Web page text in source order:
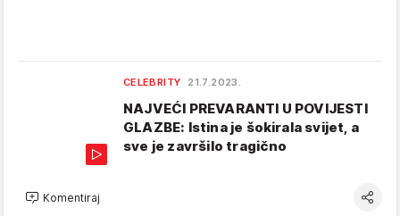
CELEBRITY 21.7.2023.
NAJVEĆI PREVARANTI U POVIJESTI
GLAZBE: Istina je šokirala svijet, a
sve je završilo tragično
Komentiraj